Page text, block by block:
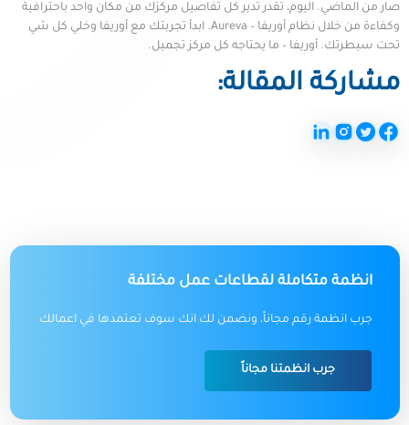
صار من الماضي. اليوم، تقدر تدير كل تفاصيل مركزك من مكان واحد باحترافية
وكفاءة من خلال نظام أوريفا – Aureva. ابدأ تجربتك مع أوريفا وخلي كل شي
تحت سيطرتك. أوريفا – ما يحتاجه كل مركز تجميل.
مشاركة المقالة:
انظمة متكاملة لقطاعات عمل مختلفة
جرب انظمة رقم مجاناً، ونضمن لك انك سوف تعتمدها في اعمالك
جرب انظمتنا مجاناً